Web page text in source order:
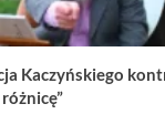
Kaczyńskiego